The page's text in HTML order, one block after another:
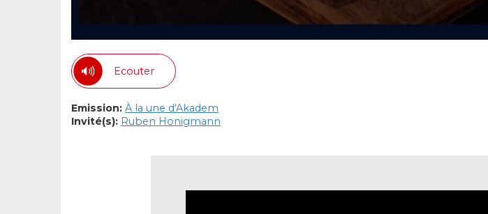
Ecouter
Emission: À la une d'Akadem
Invité(s): Ruben Honigmann